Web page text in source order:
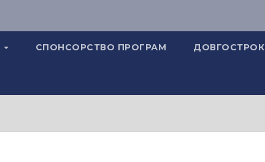
СПОНСОРСТВО ПРОГРАМ